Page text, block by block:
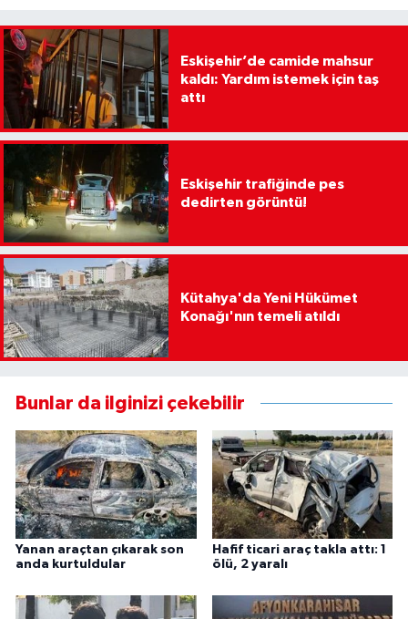
Eskişehir’de camide mahsur
kaldı: Yardım istemek için taş
attı
Eskişehir trafiğinde pes
dedirten görüntü!
Kütahya'da Yeni Hükümet
Konağı'nın temeli atıldı
Bunlar da ilginizi çekebilir
Yanan araçtan çıkarak son
anda kurtuldular
Hafif ticari araç takla attı: 1
ölü, 2 yaralı